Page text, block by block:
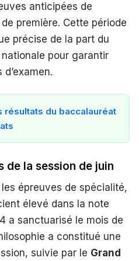
anticipées de
première. Cette période
précise de la part du
nationale pour garantir
d’examen.
résultats du baccalauréat
de la session de juin
épreuves de spécialité,
élevé dans la note
a sanctuarisé le mois de
a constitué une
suivie par le Grand